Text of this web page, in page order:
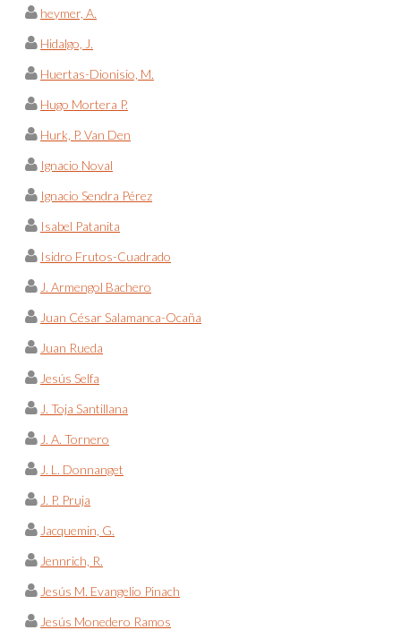
heymer, A.
Hidalgo, J.
Huertas-Dionisio, M.
Hugo Mortera P.
Hurk, P. Van Den
Ignacio Noval
Ignacio Sendra Pérez
Isabel Patanita
Isidro Frutos-Cuadrado
J. Armengol Bachero
Juan César Salamanca-Ocaña
Juan Rueda
Jesús Selfa
J. Toja Santillana
J. A. Tornero
J. L. Donnanget
J. P. Pruja
Jacquemin, G.
Jennrich, R.
Jesús M. Evangelio Pinach
Jesús Monedero Ramos